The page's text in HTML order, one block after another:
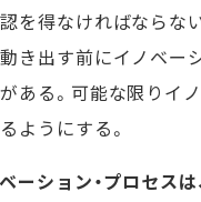
を得なければならな
き出す前にイノベー
ある。可能な限りイ
ようにする。
ーション・プロセスは